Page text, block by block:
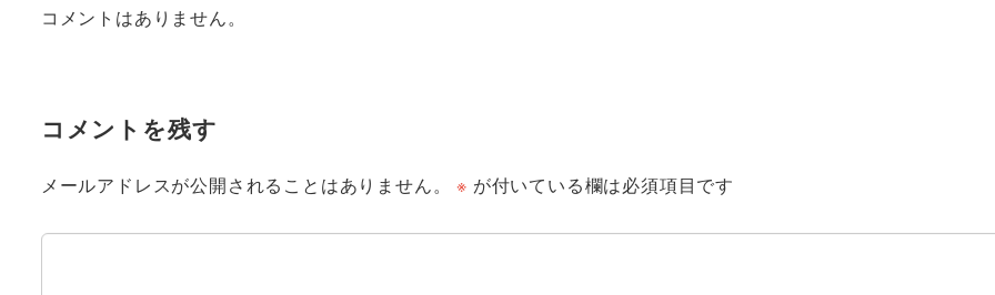
コメントはありません。
コメントを残す
メールアドレスが公開されることはありません。 ※ が付いている欄は必須項目です